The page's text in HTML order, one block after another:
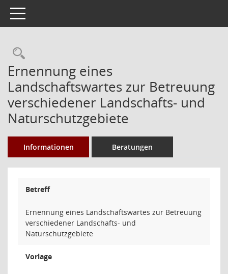
Toggle navigation
Rechercheauswahl
Ernennung eines
Landschaftswartes zur Betreuung
verschiedener Landschafts- und
Naturschutzgebiete
Informationen Beratungen
Betreff
Ernennung eines Landschaftswartes zur Betreuung
verschiedener Landschafts- und
Naturschutzgebiete
Vorlage